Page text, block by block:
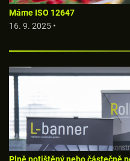
Máme ISO 12647
16. 9. 2025 •